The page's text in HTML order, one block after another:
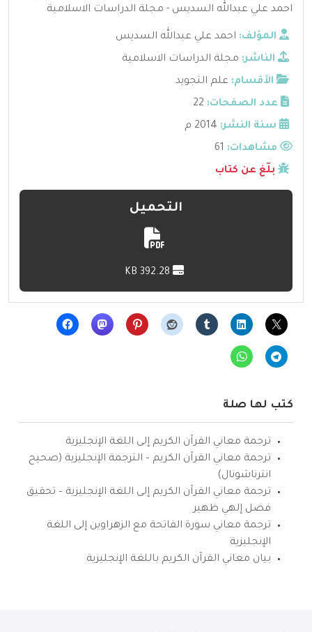
احمد علي عبدالله السديس - مجلة الدراسات الاسلامية
المؤلف: احمد علي عبدالله السديس
الناشر: مجلة الدراسات الاسلامية
الأقسام: علم التجويد
عدد الصفحات: 22
سنة النشر: 2014 م
مشاهدات:
بلّغ عن كتاب
التحميل
كتب لها صلة
ترجمة معاني القرآن الكريم إلى اللغة الإنجليزية
ترجمة معاني القرآن الكريم – الترجمة الإنجليزية (صحيح
انترناشونال)
ترجمة معاني القرآن الكريم إلى اللغة الإنجليزية – تحقيق
فضل إلهي ظهير
ترجمة معاني سورة الفاتحة مع الزهراوين إلى اللغة
الإنجليزية
بيان معاني القرآن الكريم باللغة الإنجليزية